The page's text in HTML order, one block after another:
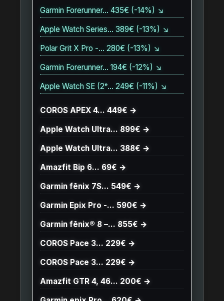
Garmin Forerunner… 435€ (-14%) ↘
Apple Watch Series… 389€ (-13%) ↘
Polar Grit X Pro -… 280€ (-13%) ↘
Garmin Forerunner… 194€ (-12%) ↘
Apple Watch SE (2ᵉ… 249€ (-11%) ↘
COROS APEX 4… 449€ →
Apple Watch Ultra… 899€ →
Apple Watch Ultra… 388€ →
Amazfit Bip 6… 69€ →
Garmin fēnix 7S… 549€ →
Garmin Epix Pro -… 590€ →
Garmin fēnix® 8 –… 855€ →
COROS Pace 3… 229€ →
COROS Pace 3… 229€ →
Amazfit GTR 4, 46… 200€ →